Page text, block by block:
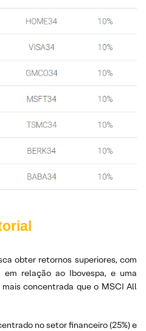
obter retornos superiores, com
em relação ao Ibovespa, e uma
concentrada que o MSCI All
no setor financeiro (25%) e